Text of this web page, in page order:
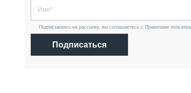
Подписываясь на рассылку, вы соглашаетесь с Правилами
Подписаться